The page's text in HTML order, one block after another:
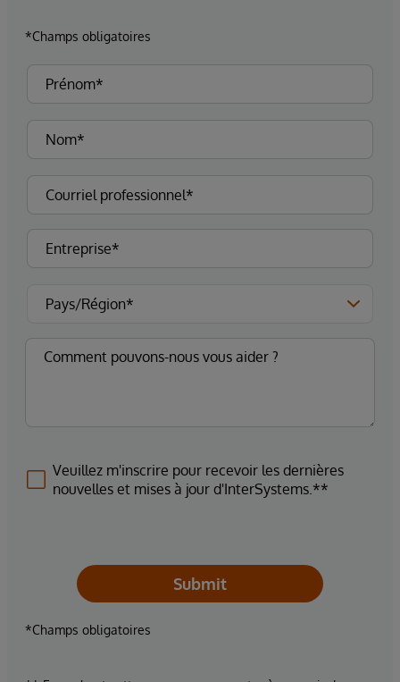
*Champs obligatoires
Veuillez m'inscrire pour recevoir les dernières
nouvelles et mises à jour d'InterSystems.**
Submit
*Champs obligatoires